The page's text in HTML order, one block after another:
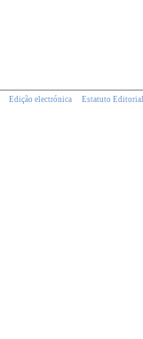
Edição electrónica Estatuto Editorial